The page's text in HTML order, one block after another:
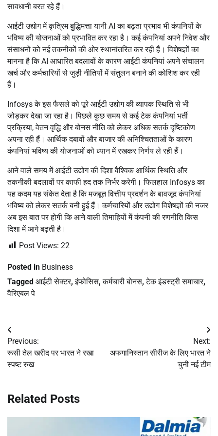
सावधानी बरत रहे हैं।
आईटी उद्योग में कृत्रिम बुद्धिमत्ता यानी AI का बढ़ता प्रभाव भी कंपनियों के
भविष्य की योजनाओं को प्रभावित कर रहा है। कई कंपनियां अपने निवेश और
संसाधनों को नई तकनीकों की ओर स्थानांतरित कर रही हैं। विशेषज्ञों का
मानना है कि AI आधारित बदलावों के कारण आईटी कंपनियां अपने संचालन
खर्च और कर्मचारियों से जुड़ी नीतियों में संतुलन बनाने की कोशिश कर रही
हैं।
Infosys के इस फैसले को पूरे आईटी उद्योग की व्यापक स्थिति से भी
जोड़कर देखा जा रहा है। पिछले कुछ समय से कई टेक कंपनियां भर्ती
प्रक्रिया, वेतन वृद्धि और बोनस नीति को लेकर अधिक सतर्क दृष्टिकोण
अपना रही हैं। आर्थिक दबावों और बाजार की अनिश्चितताओं के कारण
कंपनियां भविष्य की योजनाओं को ध्यान में रखकर निर्णय ले रही हैं।
आने वाले समय में आईटी उद्योग की दिशा वैश्विक आर्थिक स्थिति और
तकनीकी बदलावों पर काफी हद तक निर्भर करेगी। फिलहाल Infosys का
यह कदम यह संकेत देता है कि मजबूत वित्तीय प्रदर्शन के बावजूद कंपनियां
भविष्य को लेकर सतर्क बनी हुई हैं। कर्मचारियों और उद्योग विशेषज्ञों की नजर
अब इस बात पर होगी कि आने वाली तिमाहियों में कंपनी की रणनीति किस
दिशा में आगे बढ़ती है।
Post Views: 22
Posted in Business
Tagged आईटी सेक्टर,इंफोसिस,कर्मचारी बोनस,टेक इंडस्ट्री समाचार,
वैरिएबल पे
Post
navigation
Previous:
रूसी तेल खरीद पर भारत ने रखा
स्पष्ट रुख
Next:
अफगानिस्तान सीरीज के लिए भारत ने
चुनी नई टीम
Related Posts